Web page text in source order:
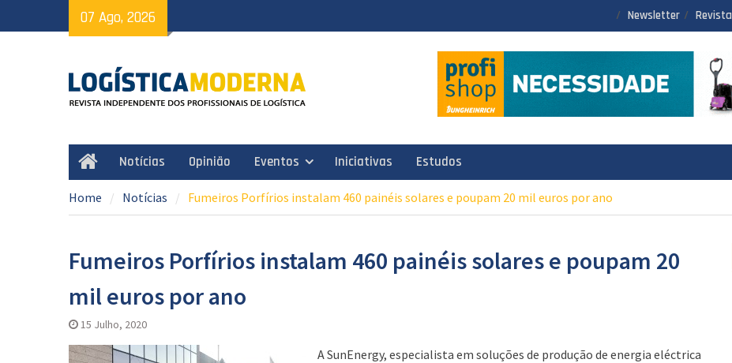
to
07 Ago, 2026 Newsletter Revista
HomeNotícias Opinião Eventos Iniciativas Estudos
Home Notícias Fumeiros Porfírios instalam 460 painéis solares e poupam 20 mil euros por ano
Fumeiros Porfírios instalam 460 painéis solares e poupam 20
mil euros por ano
15 Julho, 2020
A SunEnergy, especialista em soluções de produção de energia eléctrica